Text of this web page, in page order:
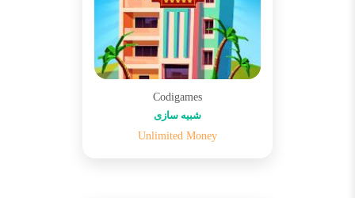
Codigames
شبیه سازی
Unlimited Money